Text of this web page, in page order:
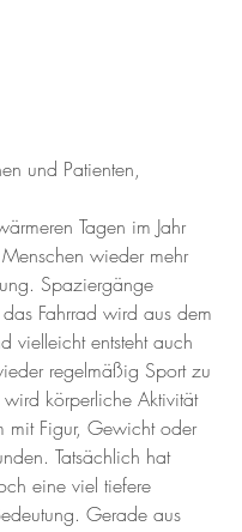
und Patienten,
Tagen im Jahr
wieder mehr
Spaziergänge
Fahrrad wird aus dem
vielleicht entsteht auch
regelmäßig Sport zu
körperliche Aktivität
mit Figur, Gewicht oder
Tatsächlich hat
eine viel tiefere
Gerade aus